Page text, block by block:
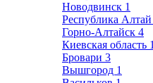
Новодвинск 1
Республика Алтай
Горно-Алтайск 4
Киевская область
Бровари 3
Вышгород 1